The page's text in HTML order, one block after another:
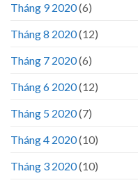
Tháng 9 2020(6)
Tháng 8 2020(12)
Tháng 7 2020(6)
Tháng 6 2020(12)
Tháng 5 2020(7)
Tháng 4 2020(10)
Tháng 3 2020(10)